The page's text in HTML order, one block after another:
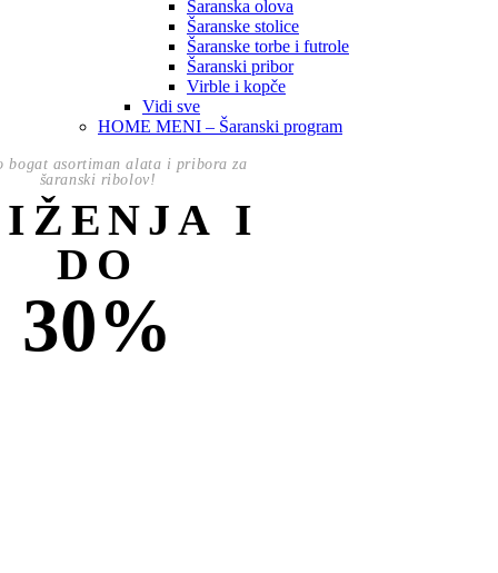
Šaranska olova
Šaranske stolice
Šaranske torbe i futrole
Šaranski pribor
Virble i kopče
Vidi sve
HOME MENI – Šaranski program
bogat asortiman alata i pribora za
šaranski ribolov!
I
DO
30%